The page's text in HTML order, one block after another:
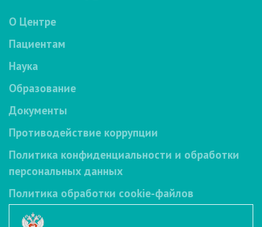
О Центре
Пациентам
Наука
Образование
Документы
Противодействие коррупции
Политика конфиденциальности и обработки
персональных данных
Политика обработки cookie-файлов